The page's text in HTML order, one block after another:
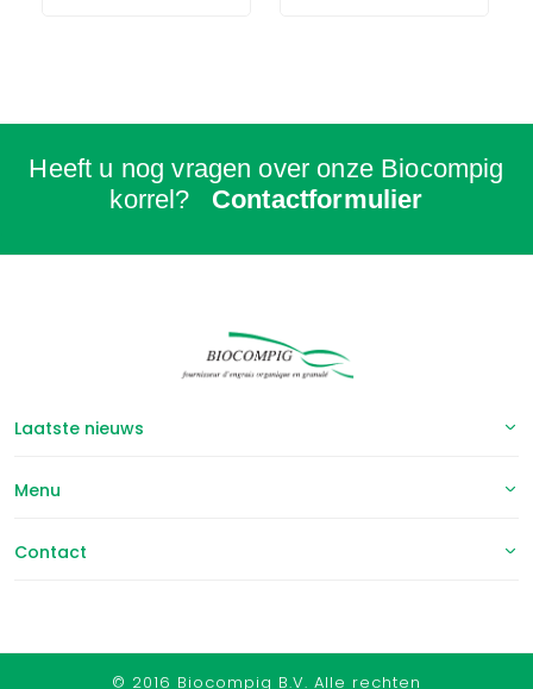
Heeft u nog vragen over onze Biocompig
korrel? Contactformulier
Laatste nieuws
Menu
Contact
© 2016 Biocompig B.V. Alle rechten